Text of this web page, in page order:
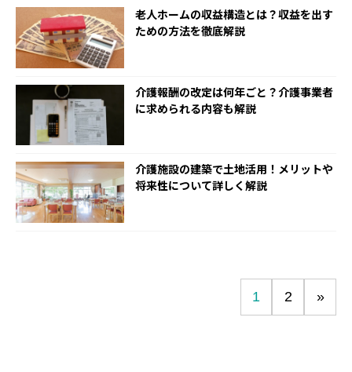
老人ホームの収益構造とは？収益を出す
ための方法を徹底解説
介護報酬の改定は何年ごと？介護事業者
に求められる内容も解説
介護施設の建築で土地活用！メリットや
将来性について詳しく解説
1 2 »